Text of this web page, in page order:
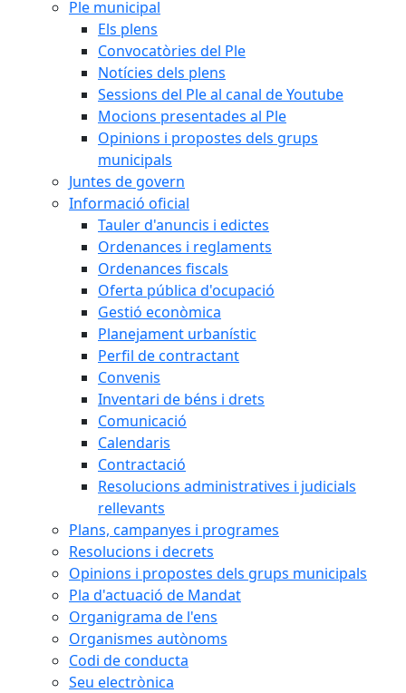
Ple municipal
Els plens
Convocatòries del Ple
Notícies dels plens
Sessions del Ple al canal de Youtube
Mocions presentades al Ple
Opinions i propostes dels grups
municipals
Juntes de govern
Informació oficial
Tauler d'anuncis i edictes
Ordenances i reglaments
Ordenances fiscals
Oferta pública d'ocupació
Gestió econòmica
Planejament urbanístic
Perfil de contractant
Convenis
Inventari de béns i drets
Comunicació
Calendaris
Contractació
Resolucions administratives i judicials
rellevants
Plans, campanyes i programes
Resolucions i decrets
Opinions i propostes dels grups municipals
Pla d'actuació de Mandat
Organigrama de l'ens
Organismes autònoms
Codi de conducta
Seu electrònica